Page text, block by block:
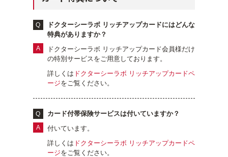
ドクターシーラボ リッチアップカードにはどんな
特典がありますか？
ドクターシーラボ リッチアップカード会員様だけ
の特別サービスをご用意しております。
詳しくは ドクターシーラボ リッチアップカードペ
ージをご覧ください。
カード付帯保険サービスは付いていますか？
付いています。
詳しくは ドクターシーラボ リッチアップカードペ
ージをご覧ください。